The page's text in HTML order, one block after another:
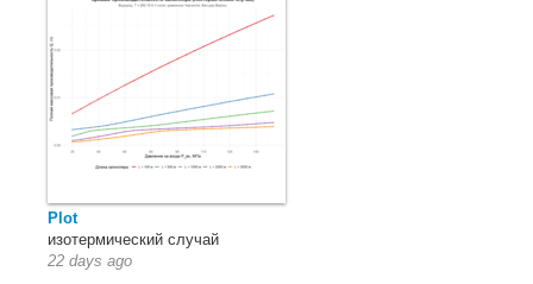
Plot
изотермический случай
22 days ago